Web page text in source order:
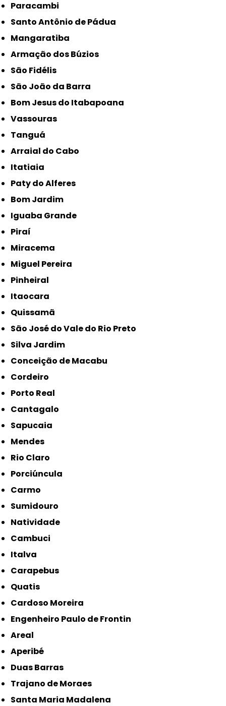
Paracambi
Santo Antônio de Pádua
Mangaratiba
Armação dos Búzios
São Fidélis
São João da Barra
Bom Jesus do Itabapoana
Vassouras
Tanguá
Arraial do Cabo
Itatiaia
Paty do Alferes
Bom Jardim
Iguaba Grande
Piraí
Miracema
Miguel Pereira
Pinheiral
Itaocara
Quissamã
São José do Vale do Rio Preto
Silva Jardim
Conceição de Macabu
Cordeiro
Porto Real
Cantagalo
Sapucaia
Mendes
Rio Claro
Porciúncula
Carmo
Sumidouro
Natividade
Cambuci
Italva
Carapebus
Quatis
Cardoso Moreira
Engenheiro Paulo de Frontin
Areal
Aperibé
Duas Barras
Trajano de Moraes
Santa Maria Madalena